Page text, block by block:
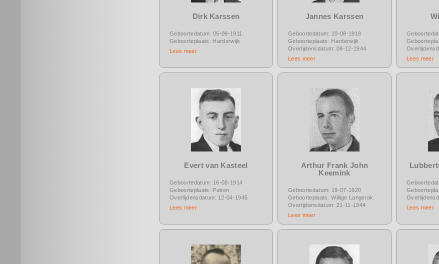
Dirk Karssen
Geboortedatum: 05-09-1911
Geboorteplaats: Harderwijk
Lees meer
Jannes Karssen
Geboortedatum: 10-08-1918
Geboorteplaats: Harderwijk
Overlijdensdatum: 08-12-1944
Lees meer
Lees meer
Evert van Kasteel
Geboortedatum: 16-08-1914
Geboorteplaats: Putten
Overlijdensdatum: 12-04-1945
Lees meer
Arthur Frank John
Keemink
Geboortedatum: 19-07-1920
Geboorteplaats: Willige Langerak
Overlijdensdatum: 21-11-1944
Lees meer
Lees meer